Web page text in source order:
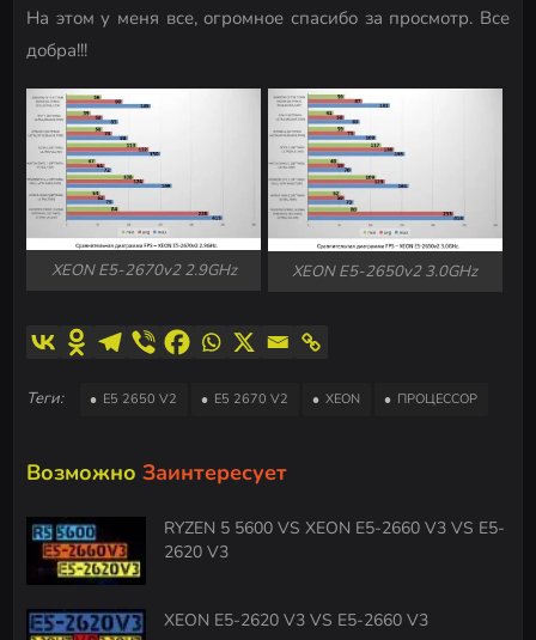
На этом у меня все, огромное спасибо за просмотр. Все
добра!!!
XEON E5-2670v2 2.9GHz XEON E5-2650v2 3.0GHz
Теги: E5 2650 V2 E5 2670 V2 XEON ПРОЦЕССОР
Возможно Заинтересует
RYZEN 5 5600 VS XEON E5-2660 V3 VS E5-
2620 V3
XEON E5-2620 V3 VS E5-2660 V3